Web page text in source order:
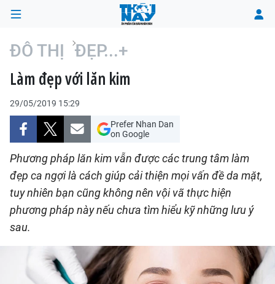
TRANG CHỦ
THỜI SỰ
CHÍNH TRỊ
XÃ HỘI
KINH TẾ
ĐÔ THỊ
VĂN HÓA - VĂN NGHỆ
ĐÔ THỊ ĐẸP...+
Làm đẹp với lăn kim
29/05/2019 15:29
Prefer Nhan Dan
on Google
Phương pháp lăn kim vẫn được các trung tâm làm
đẹp ca ngợi là cách giúp cải thiện mọi vấn đề da mặt,
tuy nhiên bạn cũng không nên vội vã thực hiện
phương pháp này nếu chưa tìm hiểu kỹ những lưu ý
sau.